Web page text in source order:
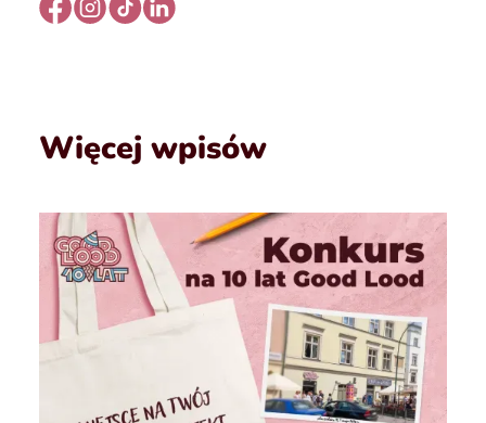
Więcej wpisów